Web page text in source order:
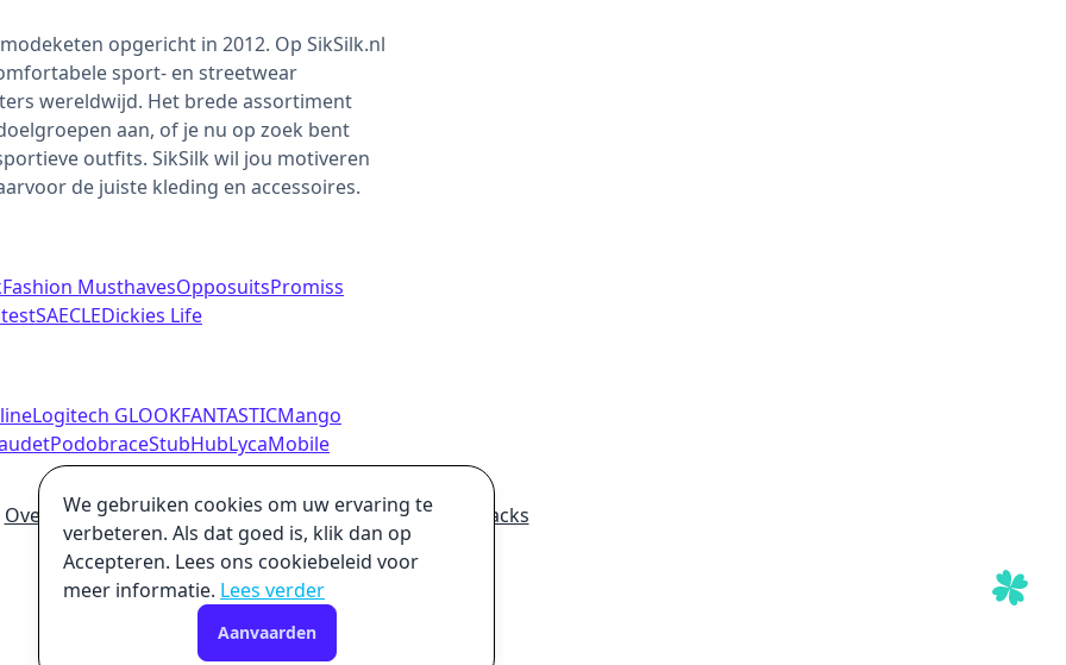
opgericht in 2012. Op SikSilk.nl
sport- en streetwear
wereldwijd. Het brede assortiment
aan, of je nu op zoek bent
outfits. SikSilk wil jou motiveren
de juiste kleding en accessoires.
Fashion MusthavesOpposuitsPromiss
SAECLEDickies Life
Logitech GLOOKFANTASTICMango
PodobraceStubHubLycaMobile
Over Hoe wij geld verdienen
Ultieme online winkelhacks
Privacybeleid Disclaimer
We gebruiken cookies om uw ervaring te
verbeteren. Als dat goed is, klik dan op
Accepteren. Lees ons cookiebeleid voor
meer informatie. Lees verder
Aanvaarden